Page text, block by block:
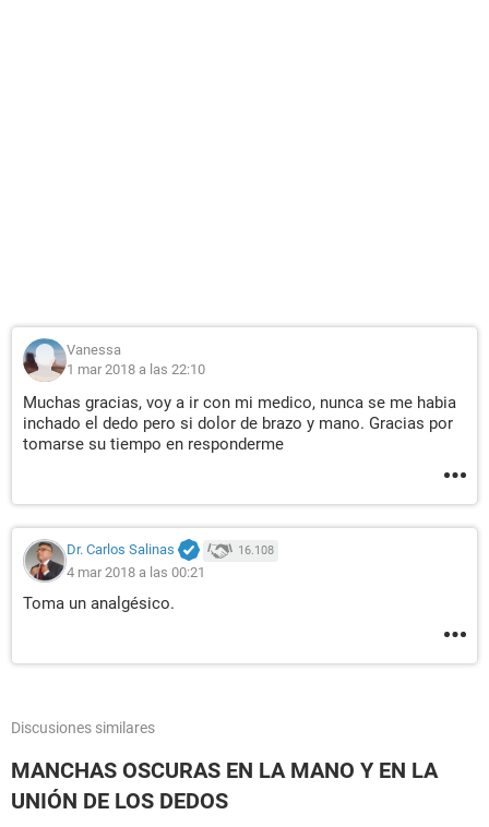
Vanessa
1 mar 2018 a las 22:10
Muchas gracias, voy a ir con mi medico, nunca se me habia
inchado el dedo pero si dolor de brazo y mano. Gracias por
tomarse su tiempo en responderme
Dr. Carlos Salinas 16.108
4 mar 2018 a las 00:21
Toma un analgésico.
Discusiones similares
MANCHAS OSCURAS EN LA MANO Y EN LA
UNIÓN DE LOS DEDOS